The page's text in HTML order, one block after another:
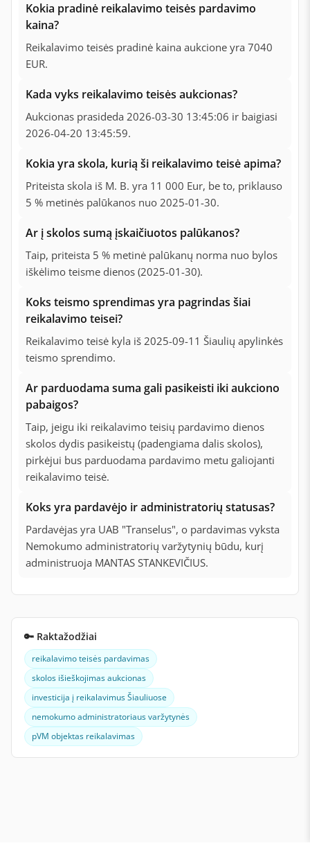
Kokia pradinė reikalavimo teisės pardavimo
kaina?
Reikalavimo teisės pradinė kaina aukcione yra 7040
EUR.
Kada vyks reikalavimo teisės aukcionas?
Aukcionas prasideda 2026-03-30 13:45:06 ir baigiasi
2026-04-20 13:45:59.
Kokia yra skola, kurią ši reikalavimo teisė apima?
Priteista skola iš M. B. yra 11 000 Eur, be to, priklauso
5 % metinės palūkanos nuo 2025-01-30.
Ar į skolos sumą įskaičiuotos palūkanos?
Taip, priteista 5 % metinė palūkanų norma nuo bylos
iškėlimo teisme dienos (2025-01-30).
Koks teismo sprendimas yra pagrindas šiai
reikalavimo teisei?
Reikalavimo teisė kyla iš 2025-09-11 Šiaulių apylinkės
teismo sprendimo.
Ar parduodama suma gali pasikeisti iki aukciono
pabaigos?
Taip, jeigu iki reikalavimo teisių pardavimo dienos
skolos dydis pasikeistų (padengiama dalis skolos),
pirkėjui bus parduodama pardavimo metu galiojanti
reikalavimo teisė.
Koks yra pardavėjo ir administratorių statusas?
Pardavėjas yra UAB "Transelus", o pardavimas vyksta
Nemokumo administratorių varžytynių būdu, kurį
administruoja MANTAS STANKEVIČIUS.
🔑 Raktažodžiai
reikalavimo teisės pardavimas
skolos išieškojimas aukcionas
investicija į reikalavimus Šiauliuose
nemokumo administratoriaus varžytynės
pVM objektas reikalavimas